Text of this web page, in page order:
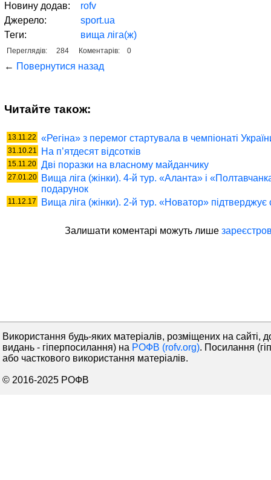
Новину додав:
rofv
Джерело:
sport.ua
Теги:
вища ліга(ж)
Переглядів: 284 Коментарів: 0
← Повернутися назад
Читайте також:
13.11.22 «Регіна» з перемог стартувала в чемпіонаті
31.10.21 На п’ятдесят відсотків
15.11.20 Дві поразки на власному майданчику
27.01.20
Вища ліга (жінки). 4-й тур. «Аланта» і
подарунок
11.12.17 Вища ліга (жінки). 2-й тур. «Новатор» підтверджує
Залишати коментaрі можуть лише
Використання будь-яких матеріалів, розміщених на сайті,
видань - гіперпосилання) на РОФВ (rofv.org). Посилання
або часткового використання матеріалів.
© 2016-2025 РОФВ